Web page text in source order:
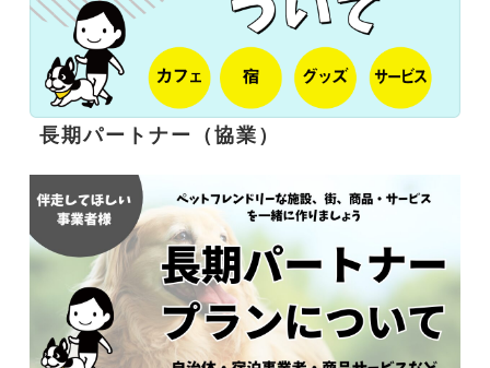
長期パートナー（協業）